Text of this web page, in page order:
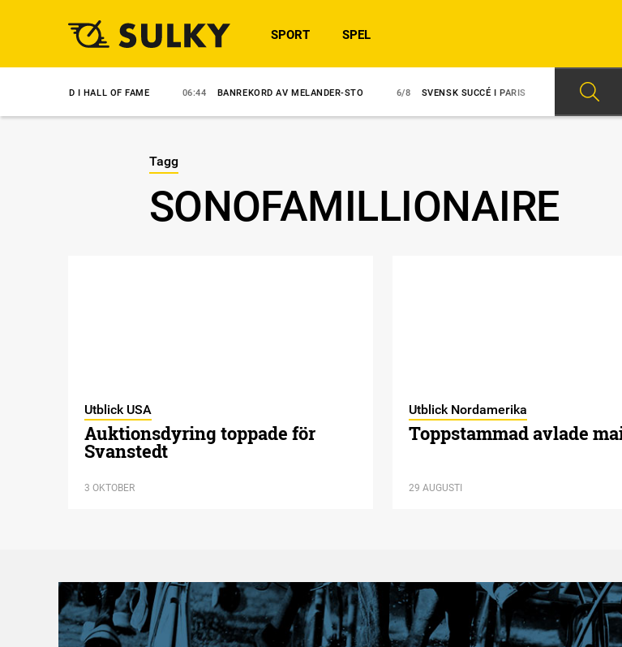
SPORT SPEL
I HALL OF FAME 06:44 BANREKORD AV MELANDER-STO 6/8 SVENSK SUCCÉ I PARIS 6/8 AVSTÄNGD
Tagg
SONOFAMILLIONAIRE
Utblick USA
Auktionsdyring toppade för
Svanstedt
3 OKTOBER
Utblick Nordamerika
Toppstammad avlade
29 AUGUSTI